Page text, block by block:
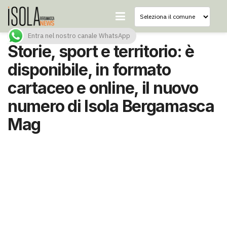
Storie, sport e territorio: è
disponibile, in formato
cartaceo e online, il nuovo
numero di Isola Bergamasca
Mag
Entra nel nostro canale WhatsApp